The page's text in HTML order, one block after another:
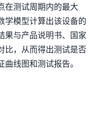
在测试周期内的最大
学模型计算出该设备的
果与产品说明书、国家
比，从而得出测试是否
线图和测试报告。